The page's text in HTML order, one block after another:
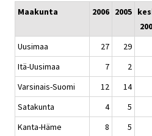
Maakunta 2006 2005
Uusimaa
27 29
Itä-Uusimaa
7 2
Varsinais-Suomi
12 14
Satakunta
4 5
Kanta-Häme
8 5